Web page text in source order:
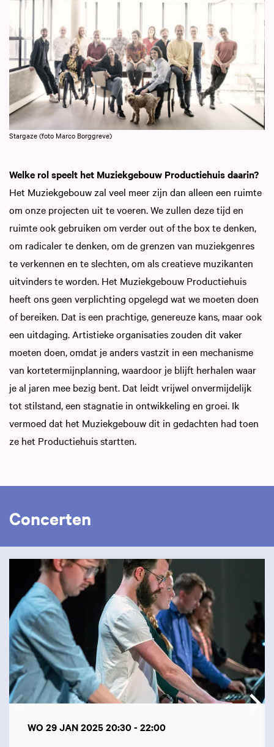
Stargaze (foto Marco Borggreve)
Welke rol speelt het Muziekgebouw Productiehuis daarin?
Het Muziekgebouw zal veel meer zijn dan alleen een ruimte
om onze projecten uit te voeren. We zullen deze tijd en
ruimte ook gebruiken om verder out of the box te denken,
om radicaler te denken, om de grenzen van muziekgenres
te verkennen en te slechten, om als creatieve muzikanten
uitvinders te worden. Het Muziekgebouw Productiehuis
heeft ons geen verplichting opgelegd wat we moeten doen
of bereiken. Dat is een prachtige, genereuze kans, maar ook
een uitdaging. Artistieke organisaties zouden dit vaker
moeten doen, omdat je anders vastzit in een mechanisme
van kortetermijnplanning, waardoor je blijft herhalen waar
je al jaren mee bezig bent. Dat leidt vrijwel onvermijdelijk
tot stilstand, een stagnatie in ontwikkeling en groei. Ik
vermoed dat het Muziekgebouw dit in gedachten had toen
ze het Productiehuis startten.
Concerten
WO 29 JAN 202520:30 - 22:00